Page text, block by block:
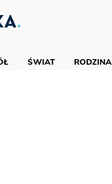
ŚWIAT RODZINA